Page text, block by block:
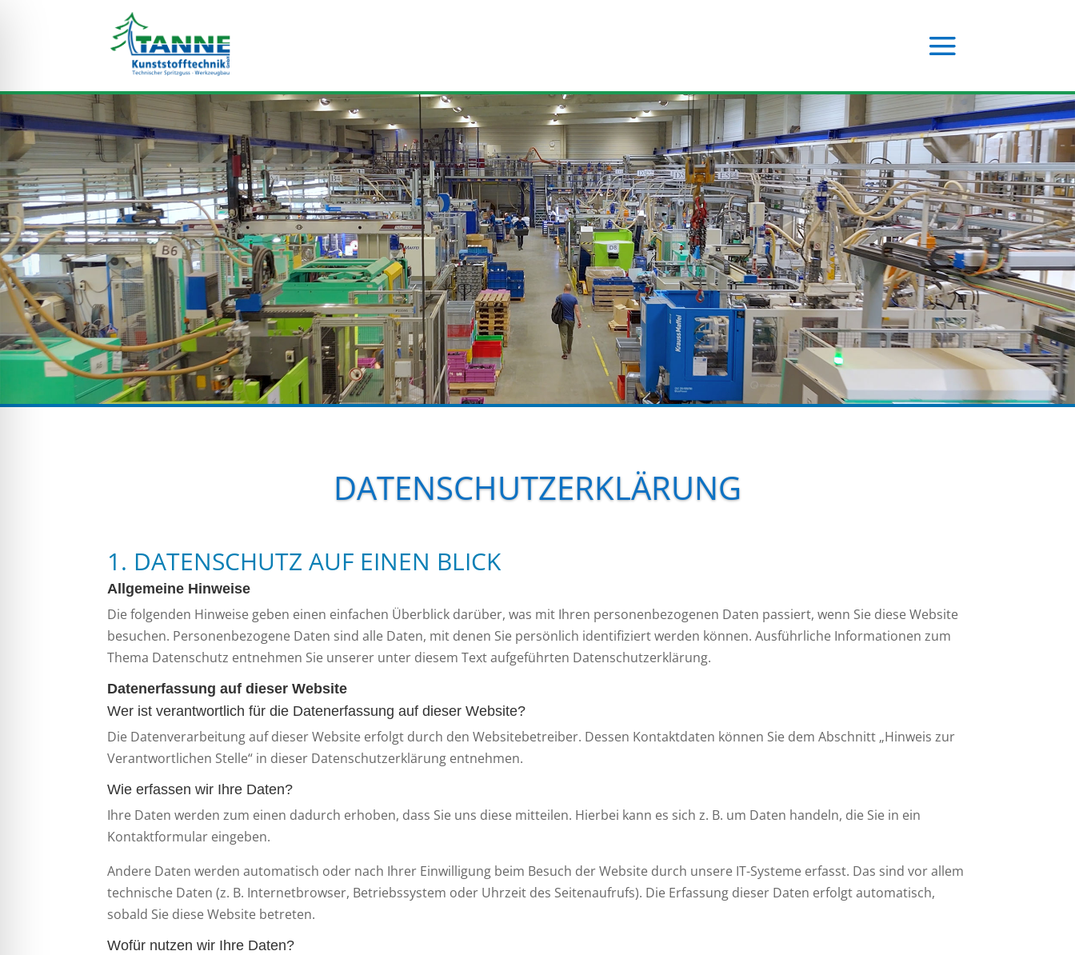
DATENSCHUTZERKLÄRUNG
1. DATENSCHUTZ AUF EINEN BLICK
Allgemeine Hinweise
Die folgenden Hinweise geben einen einfachen Überblick darüber, was mit Ihren personenbezogenen Daten passiert, wenn Sie diese Website
besuchen. Personenbezogene Daten sind alle Daten, mit denen Sie persönlich identifiziert werden können. Ausführliche Informationen zum
Thema Datenschutz entnehmen Sie unserer unter diesem Text aufgeführten Datenschutzerklärung.
Datenerfassung auf dieser Website
Wer ist verantwortlich für die Datenerfassung auf dieser Website?
Die Datenverarbeitung auf dieser Website erfolgt durch den Websitebetreiber. Dessen Kontaktdaten können Sie dem Abschnitt „Hinweis zur
Verantwortlichen Stelle“ in dieser Datenschutzerklärung entnehmen.
Wie erfassen wir Ihre Daten?
Ihre Daten werden zum einen dadurch erhoben, dass Sie uns diese mitteilen. Hierbei kann es sich z. B. um Daten handeln, die Sie in ein
Kontaktformular eingeben.
Andere Daten werden automatisch oder nach Ihrer Einwilligung beim Besuch der Website durch unsere IT-Systeme erfasst. Das sind vor allem
technische Daten (z. B. Internetbrowser, Betriebssystem oder Uhrzeit des Seitenaufrufs). Die Erfassung dieser Daten erfolgt automatisch,
sobald Sie diese Website betreten.
Wofür nutzen wir Ihre Daten?